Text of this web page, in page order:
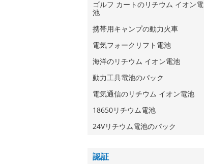
ゴルフ カートのリチウム イオン電
池
携帯用キャンプの動力火車
電気フォークリフト電池
海洋のリチウム イオン電池
動力工具電池のパック
電気通信のリチウム イオン電池
18650リチウム電池
24Vリチウム電池のパック
認証